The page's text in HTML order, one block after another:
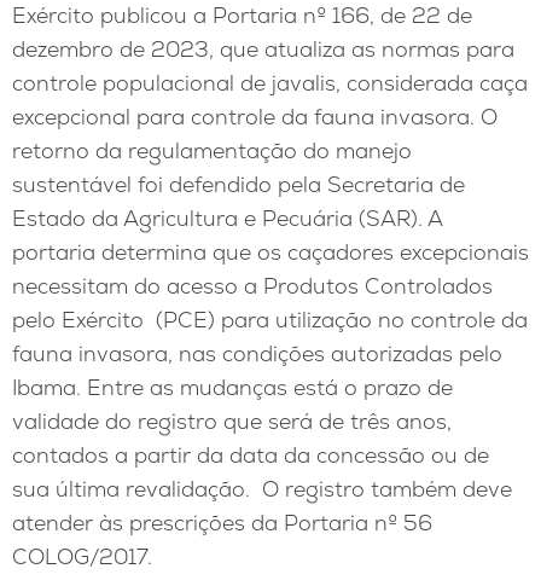
Exército publicou a Portaria nº 166, de 22 de
dezembro de 2023, que atualiza as normas para
controle populacional de javalis, considerada caça
excepcional para controle da fauna invasora. O
retorno da regulamentação do manejo
sustentável foi defendido pela Secretaria de
Estado da Agricultura e Pecuária (SAR). A
portaria determina que os caçadores excepcionais
necessitam do acesso a Produtos Controlados
pelo Exército (PCE) para utilização no controle da
fauna invasora, nas condições autorizadas pelo
Ibama. Entre as mudanças está o prazo de
validade do registro que será de três anos,
contados a partir da data da concessão ou de
sua última revalidação. O registro também deve
atender às prescrições da Portaria nº 56
COLOG/2017.